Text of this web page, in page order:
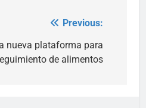
Previous:
nueva plataforma para
de alimentos